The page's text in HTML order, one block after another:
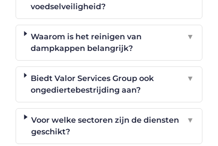
voedselveiligheid?
Waarom is het reinigen van
dampkappen belangrijk?
▼
Biedt Valor Services Group ook
ongediertebestrijding aan?
▼
Voor welke sectoren zijn de diensten
geschikt?
▼